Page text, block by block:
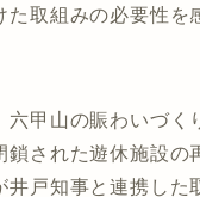
た取組みの必要性を
六甲山の賑わいづく
鎖された遊休施設の
井戸知事と連携した